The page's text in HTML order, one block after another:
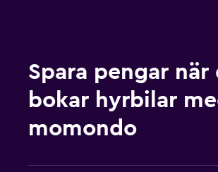
Spara pengar när
bokar hyrbilar
momondo